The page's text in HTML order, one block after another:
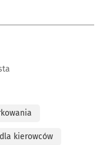
dla kierowców